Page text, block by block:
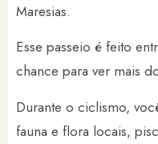
Maresias.
Esse passeio é feito
chance para ver mais
Durante o ciclismo,
fauna e flora locais,